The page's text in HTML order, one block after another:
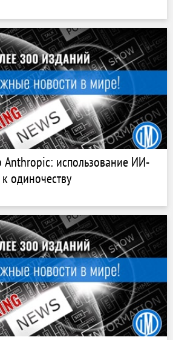
использование ИИ-
одиночеству